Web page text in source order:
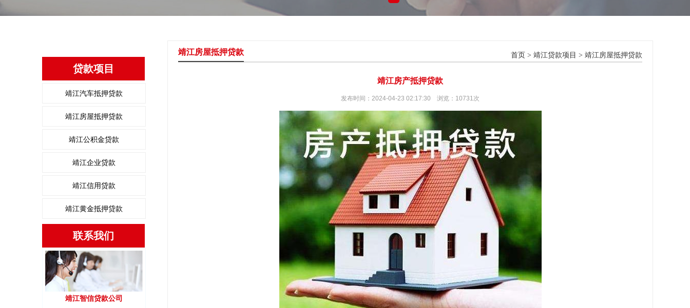
贷款项目
靖江汽车抵押贷款
靖江房屋抵押贷款
靖江公积金贷款
靖江企业贷款
靖江信用贷款
靖江黄金抵押贷款
联系我们
靖江智信贷款公司
靖江房屋抵押贷款 首页 > 靖江贷款项目 > 靖江房屋抵押贷款
靖江房产抵押贷款
发布时间：2024-04-23 02:17:30 浏览：10731次